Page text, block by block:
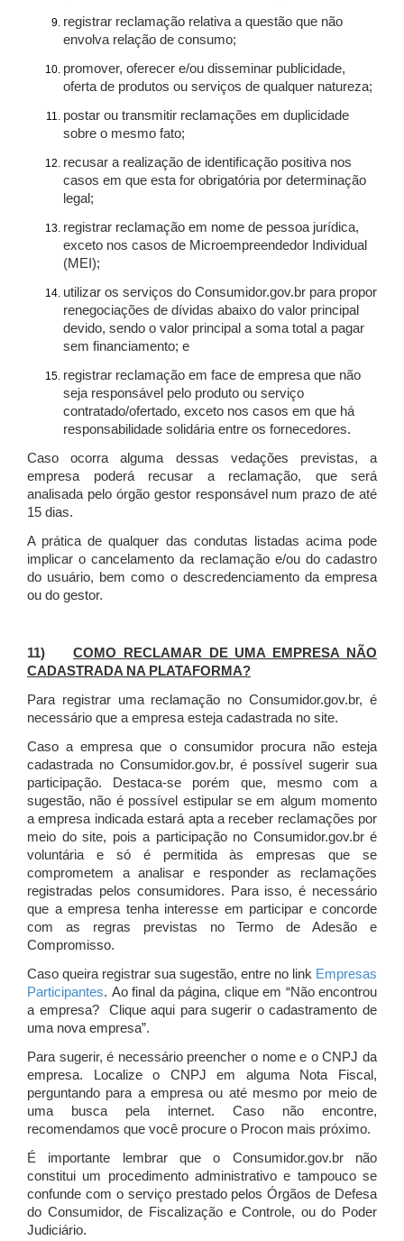
registrar reclamação relativa a questão que não
envolva relação de consumo;
promover, oferecer e/ou disseminar publicidade,
oferta de produtos ou serviços de qualquer natureza;
postar ou transmitir reclamações em duplicidade
sobre o mesmo fato;
recusar a realização de identificação positiva nos
casos em que esta for obrigatória por determinação
legal;
registrar reclamação em nome de pessoa jurídica,
exceto nos casos de Microempreendedor Individual
(MEI);
utilizar os serviços do Consumidor.gov.br para propor
renegociações de dívidas abaixo do valor principal
devido, sendo o valor principal a soma total a pagar
sem financiamento; e
registrar reclamação em face de empresa que não
seja responsável pelo produto ou serviço
contratado/ofertado, exceto nos casos em que há
responsabilidade solidária entre os fornecedores.
Caso ocorra alguma dessas vedações previstas, a
empresa poderá recusar a reclamação, que será
analisada pelo órgão gestor responsável num prazo de até
15 dias.
A prática de qualquer das condutas listadas acima pode
implicar o cancelamento da reclamação e/ou do cadastro
do usuário, bem como o descredenciamento da empresa
ou do gestor.
11)COMO RECLAMAR DE UMA EMPRESA NÃO
CADASTRADA NA PLATAFORMA?
Para registrar uma reclamação no Consumidor.gov.br, é
necessário que a empresa esteja cadastrada no site.
Caso a empresa que o consumidor procura não esteja
cadastrada no Consumidor.gov.br, é possível sugerir sua
participação. Destaca-se porém que, mesmo com a
sugestão, não é possível estipular se em algum momento
a empresa indicada estará apta a receber reclamações por
meio do site, pois a participação no Consumidor.gov.br é
voluntária e só é permitida às empresas que se
comprometem a analisar e responder as reclamações
registradas pelos consumidores. Para isso, é necessário
que a empresa tenha interesse em participar e concorde
com as regras previstas no Termo de Adesão e
Compromisso.
Caso queira registrar sua sugestão, entre no link Empresas
Participantes. Ao final da página, clique em “Não encontrou
a empresa? Clique aqui para sugerir o cadastramento de
uma nova empresa”.
Para sugerir, é necessário preencher o nome e o CNPJ da
empresa. Localize o CNPJ em alguma Nota Fiscal,
perguntando para a empresa ou até mesmo por meio de
uma busca pela internet. Caso não encontre,
recomendamos que você procure o Procon mais próximo.
É importante lembrar que o Consumidor.gov.br não
constitui um procedimento administrativo e tampouco se
confunde com o serviço prestado pelos Órgãos de Defesa
do Consumidor, de Fiscalização e Controle, ou do Poder
Judiciário.